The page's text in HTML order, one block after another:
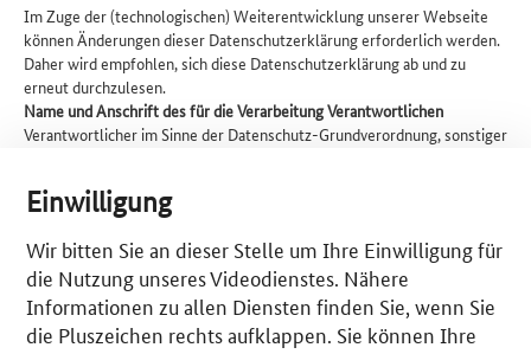
Einwilligung
Wir bitten Sie an dieser Stelle um Ihre Einwilligung für
die Nutzung unseres Videodienstes. Nähere
Informationen zu allen Diensten finden Sie, wenn Sie
die Pluszeichen rechts aufklappen. Sie können Ihre
Im Zuge der (technologischen) Weiterentwicklung unserer Webseite
können Änderungen dieser Datenschutzerklärung erforderlich werden.
Daher wird empfohlen, sich diese Datenschutzerklärung ab und zu
erneut durchzulesen.
Name und Anschrift des für die Verarbeitung Verantwortlichen
Verantwortlicher im Sinne der Datenschutz-Grundverordnung, sonstiger
datenschutzrechtlichem Charakter ist das:
Referat Soziale Medien, Öffentlichkeitsarbeit
Verantwortlich im Sinne von § 55 Abs. 2 Rundfunkstaatsvertrag (RStV):
Tobias Fresenius, Leiter des Referates Soziale Medien,
Öffentlichkeitsarbeit
Scharnhorststr. 34-37